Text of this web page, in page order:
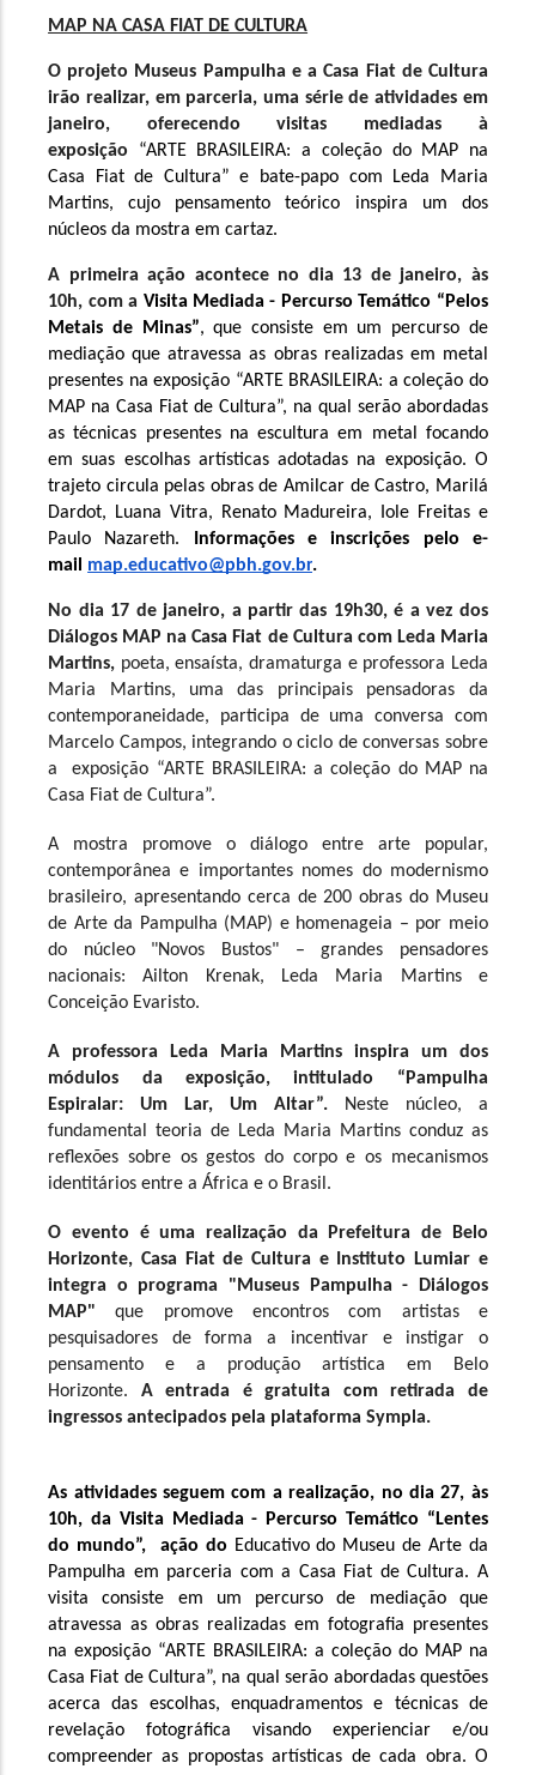
MAP NA CASA FIAT DE CULTURA
O projeto Museus Pampulha e a Casa Fiat de Cultura
irão realizar, em parceria, uma série de atividades em
janeiro, oferecendo visitas mediadas à
exposição “ARTE BRASILEIRA: a coleção do MAP na
Casa Fiat de Cultura” e bate-papo com Leda Maria
Martins, cujo pensamento teórico inspira um dos
núcleos da mostra em cartaz.
A primeira ação acontece no dia 13 de janeiro, às
10h, com a Visita Mediada - Percurso Temático “Pelos
Metais de Minas”, que consiste em um percurso de
mediação que atravessa as obras realizadas em metal
presentes na exposição “ARTE BRASILEIRA: a coleção do
MAP na Casa Fiat de Cultura”, na qual serão abordadas
as técnicas presentes na escultura em metal focando
em suas escolhas artísticas adotadas na exposição. O
trajeto circula pelas obras de Amilcar de Castro, Marilá
Dardot, Luana Vitra, Renato Madureira, Iole Freitas e
Paulo Nazareth. Informações e inscrições pelo e-
mail map.educativo@pbh.gov.br.
No dia 17 de janeiro, a partir das 19h30, é a vez dos
Diálogos MAP na Casa Fiat de Cultura com Leda Maria
Martins, poeta, ensaísta, dramaturga e professora Leda
Maria Martins, uma das principais pensadoras da
contemporaneidade, participa de uma conversa com
Marcelo Campos, integrando o ciclo de conversas sobre
a  exposição “ARTE BRASILEIRA: a coleção do MAP na
Casa Fiat de Cultura”.
A mostra promove o diálogo entre arte popular,
contemporânea e importantes nomes do modernismo
brasileiro, apresentando cerca de 200 obras do Museu
de Arte da Pampulha (MAP) e homenageia – por meio
do núcleo "Novos Bustos" – grandes pensadores
nacionais: Ailton Krenak, Leda Maria Martins e
Conceição Evaristo.
A professora Leda Maria Martins inspira um dos
módulos da exposição, intitulado “Pampulha
Espiralar: Um Lar, Um Altar”. Neste núcleo, a
fundamental teoria de Leda Maria Martins conduz as
reflexões sobre os gestos do corpo e os mecanismos
identitários entre a África e o Brasil.
O evento é uma realização da Prefeitura de Belo
Horizonte, Casa Fiat de Cultura e Instituto Lumiar e
integra o programa "Museus Pampulha - Diálogos
MAP" que promove encontros com artistas e
pesquisadores de forma a incentivar e instigar o
pensamento e a produção artística em Belo
Horizonte. A entrada é gratuita com retirada de
ingressos antecipados pela plataforma Sympla.
As atividades seguem com a realização, no dia 27, às
10h, da Visita Mediada - Percurso Temático “Lentes
do mundo”,  ação do Educativo do Museu de Arte da
Pampulha em parceria com a Casa Fiat de Cultura. A
visita consiste em um percurso de mediação que
atravessa as obras realizadas em fotografia presentes
na exposição “ARTE BRASILEIRA: a coleção do MAP na
Casa Fiat de Cultura”, na qual serão abordadas questões
acerca das escolhas, enquadramentos e técnicas de
revelação fotográfica visando experienciar e/ou
compreender as propostas artísticas de cada obra. O